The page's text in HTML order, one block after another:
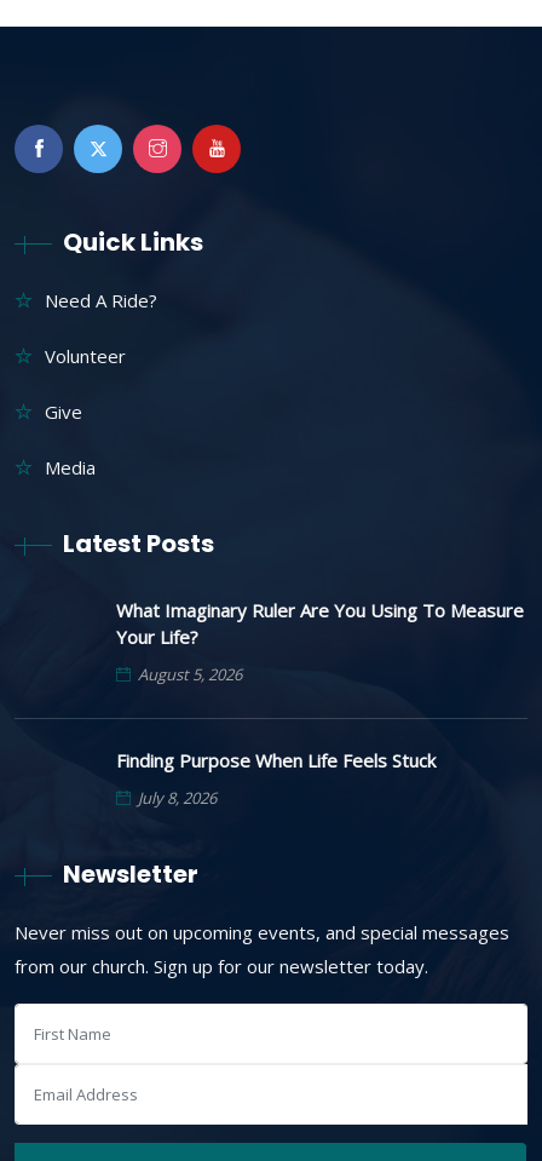
Quick Links
Need A Ride?
Volunteer
Give
Media
Latest Posts
What Imaginary Ruler Are You Using To Measure
Your Life?
August 5, 2026
Finding Purpose When Life Feels Stuck
July 8, 2026
Newsletter
Never miss out on upcoming events, and special messages
from our church. Sign up for our newsletter today.